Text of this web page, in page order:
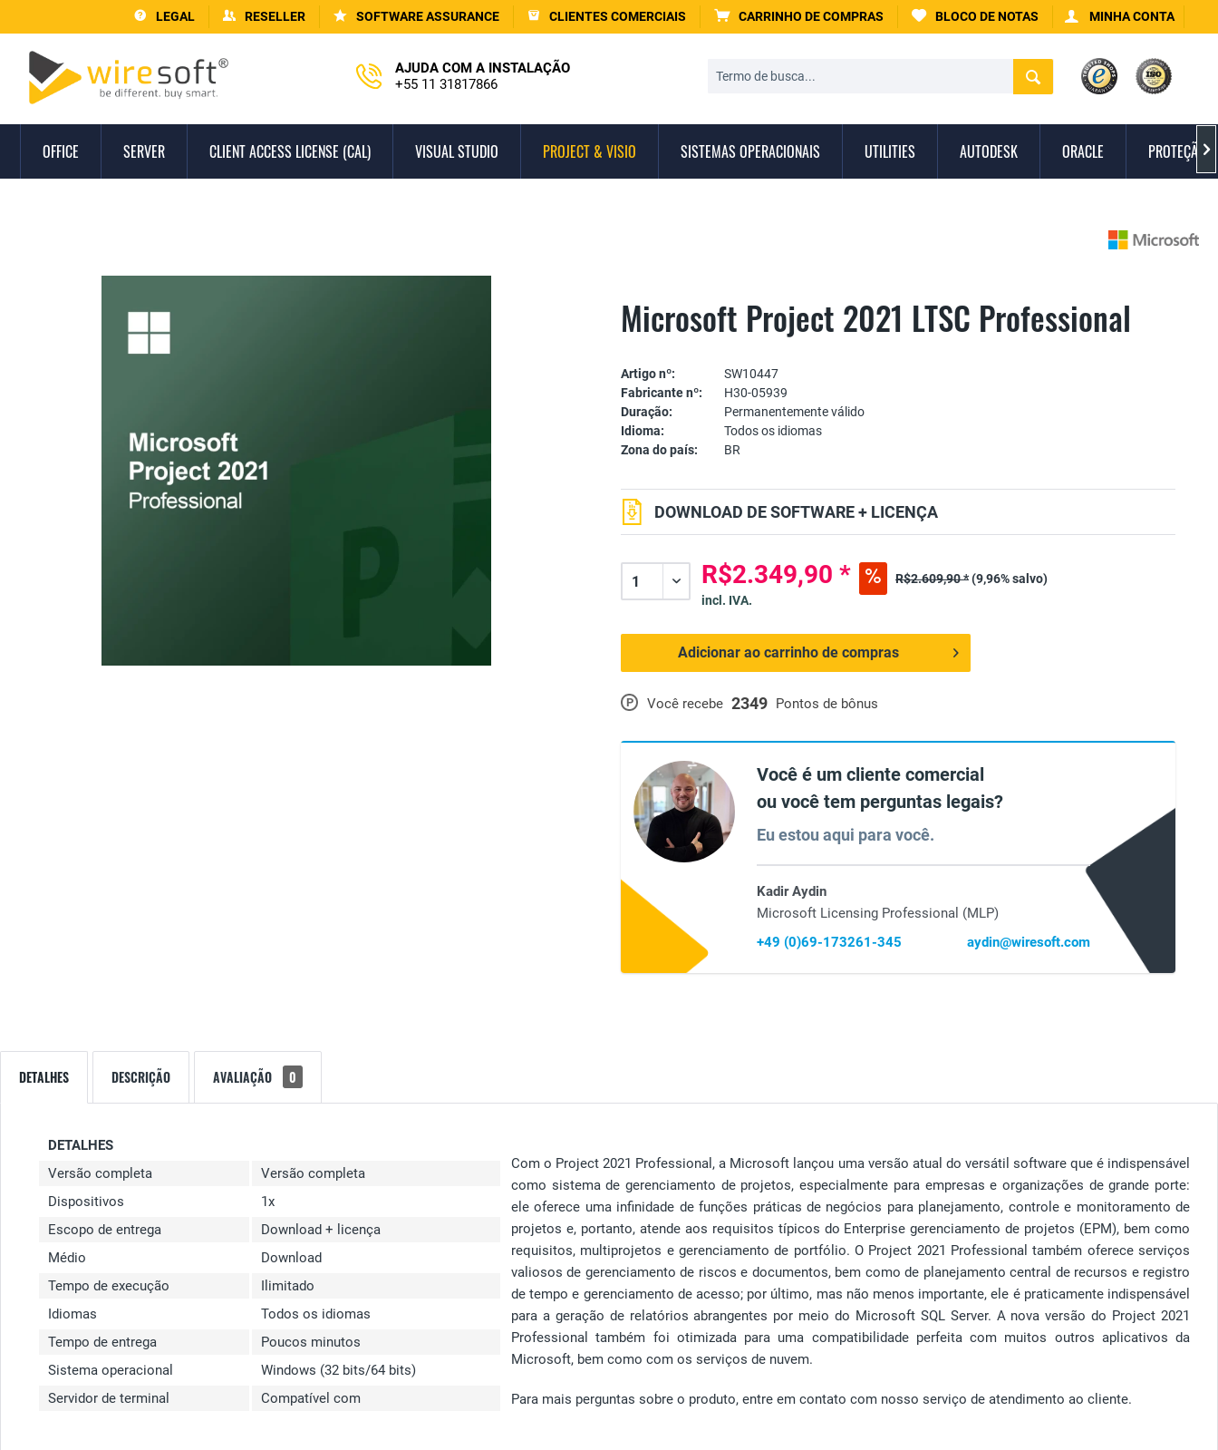
LEGAL RESELLER SOFTWARE ASSURANCE CLIENTES COMERCIAIS CARRINHO DE COMPRAS BLOCO DE NOTAS MINHA CONTA
AJUDA COM A INSTALAÇÃO
+55 11 31817866
OFFICE SERVER CLIENT ACCESS LICENSE (CAL) VISUAL STUDIO PROJECT & VISIO SISTEMAS OPERACIONAIS UTILITIES AUTODESK ORACLE PROTEÇÃO
Microsoft Project 2021 LTSC Professional
Artigo nº:
SW10447
Fabricante nº:
H30-05939
Duração:
Permanentemente válido
Idioma:
Todos os idiomas
Zona do país:
BR
P Você recebe 2349 Pontos de bônus
DOWNLOAD DE SOFTWARE + LICENÇA
R$2.349,90 * R$2.609,90 *(9,96% salvo)
incl. IVA.
Adicionar ao carrinho de compras
Você é um cliente comercial
ou você tem perguntas legais?
Eu estou aqui para você.
Kadir Aydin
Microsoft Licensing Professional (MLP)
+49 (0)69-173261-345
aydin@wiresoft.com
DETALHES DESCRIÇÃO AVALIAÇÃO 0
DETALHES
Versão completa
Versão completa
Dispositivos
1x
Escopo de entrega
Download + licença
Médio
Download
Tempo de execução
Ilimitado
Idiomas
Todos os idiomas
Tempo de entrega
Poucos minutos
Sistema operacional
Windows (32 bits/64 bits)
Servidor de terminal
Compatível com
Com o Project 2021 Professional, a Microsoft lançou uma versão atual do versátil software que é indispensável
como sistema de gerenciamento de projetos, especialmente para empresas e organizações de grande porte:
ele oferece uma infinidade de funções práticas de negócios para planejamento, controle e monitoramento de
projetos e, portanto, atende aos requisitos típicos do Enterprise gerenciamento de projetos (EPM), bem como
requisitos, multiprojetos e gerenciamento de portfólio. O Project 2021 Professional também oferece serviços
valiosos de gerenciamento de riscos e documentos, bem como de planejamento central de recursos e registro
de tempo e gerenciamento de acesso; por último, mas não menos importante, ele é praticamente indispensável
para a geração de relatórios abrangentes por meio do Microsoft SQL Server. A nova versão do Project 2021
Professional também foi otimizada para uma compatibilidade perfeita com muitos outros aplicativos da
Microsoft, bem como com os serviços de nuvem.
Para mais perguntas sobre o produto, entre em contato com nosso serviço de atendimento ao cliente.